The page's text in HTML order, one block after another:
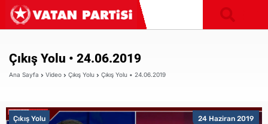
Çıkış Yolu • 24.06.2019
Ana Sayfa Video Çıkış Yolu Çıkış Yolu • 24.06.2019
24 Haziran 2019
Çıkış Yolu